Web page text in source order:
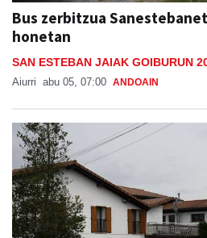
Bus zerbitzua
honetan
SAN ESTEBAN JAIAK GOIBURUN
Aiurri abu 05, 07:00 ANDOAIN